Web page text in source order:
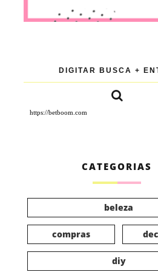
https://betboom.com
CATEGORIAS
beleza
compras
diy